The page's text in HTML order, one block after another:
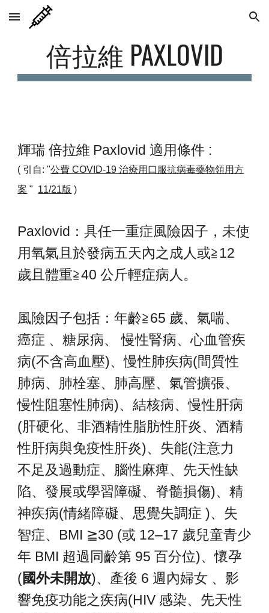
Skip to main content Skip to navigation
倍拉維 PAXLOVID
輝瑞倍拉維 Paxlovid適用條件 :
( 引自: "公費 COVID-19 治療用口服抗病毒藥物領用方
案 " 11/21版 )
Paxlovid：具任一重症風險因子，未使
用氧氣且於發病五天內之成人或≧12
歲且體重≧40 公斤輕症病人。
風險因子包括：年齡≧65 歲、氣喘、
癌症 、糖尿病、 慢性腎病、心血管疾
病(不含高血壓)、慢性肺疾病(間質性
肺病、肺栓塞、肺高壓、氣管擴張、
慢性阻塞性肺病)、結核病、慢性肝病
(肝硬化、非酒精性脂肪性肝炎、酒精
性肝病與免疫性肝炎)、失能(注意力
不足及過動症、腦性麻痺、先天性缺
陷、發展或學習障礙、脊髓損傷)、精
神疾病(情緒障礙、思覺失調症 )、失
智症、BMI ≧30 (或 12–17 歲兒童青少
年 BMI 超過同齡第 95 百分位)、懷孕
(國外未開放)、 產後 6 週內婦女 、影
響免疫功能之疾病(HIV 感染、先天性